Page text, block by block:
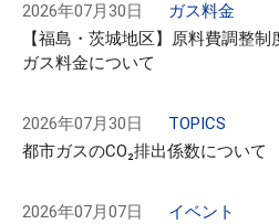
2026年07月30日
ガス料金
【福島・茨城地区】原料費調整
ガス料金について
2026年07月30日
TOPICS
都市ガスのCO₂排出係数について
2026年07月07日
イベント